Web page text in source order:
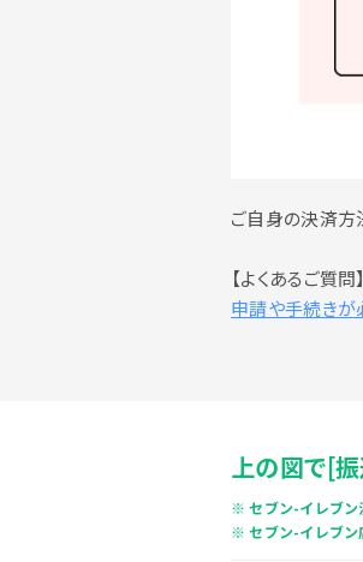
ご自身の決済方
【よくあるご質問】
申請や手続きが
上の図で[
セブン-イレブン
セブン-イレブ